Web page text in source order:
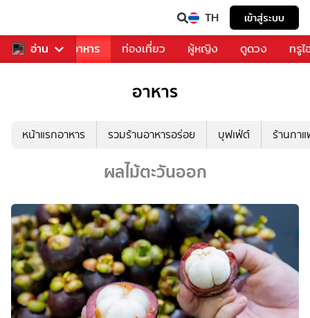
TH เข้าสู่ระบบ
อ่าน
การเพลง อาหาร ท่องเที่ยว ผู้หญิง ดูดวง ทรู
อาหาร
หน้าแรกอาหาร รวมร้านอาหารอร่อย บุฟเฟ่ต์ ร้านกา
ผลไม้ตะวันออก